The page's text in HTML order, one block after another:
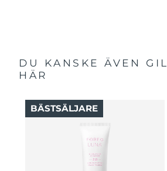
DU KANSKE ÄVEN
HÄR
BÄSTSÄLJARE